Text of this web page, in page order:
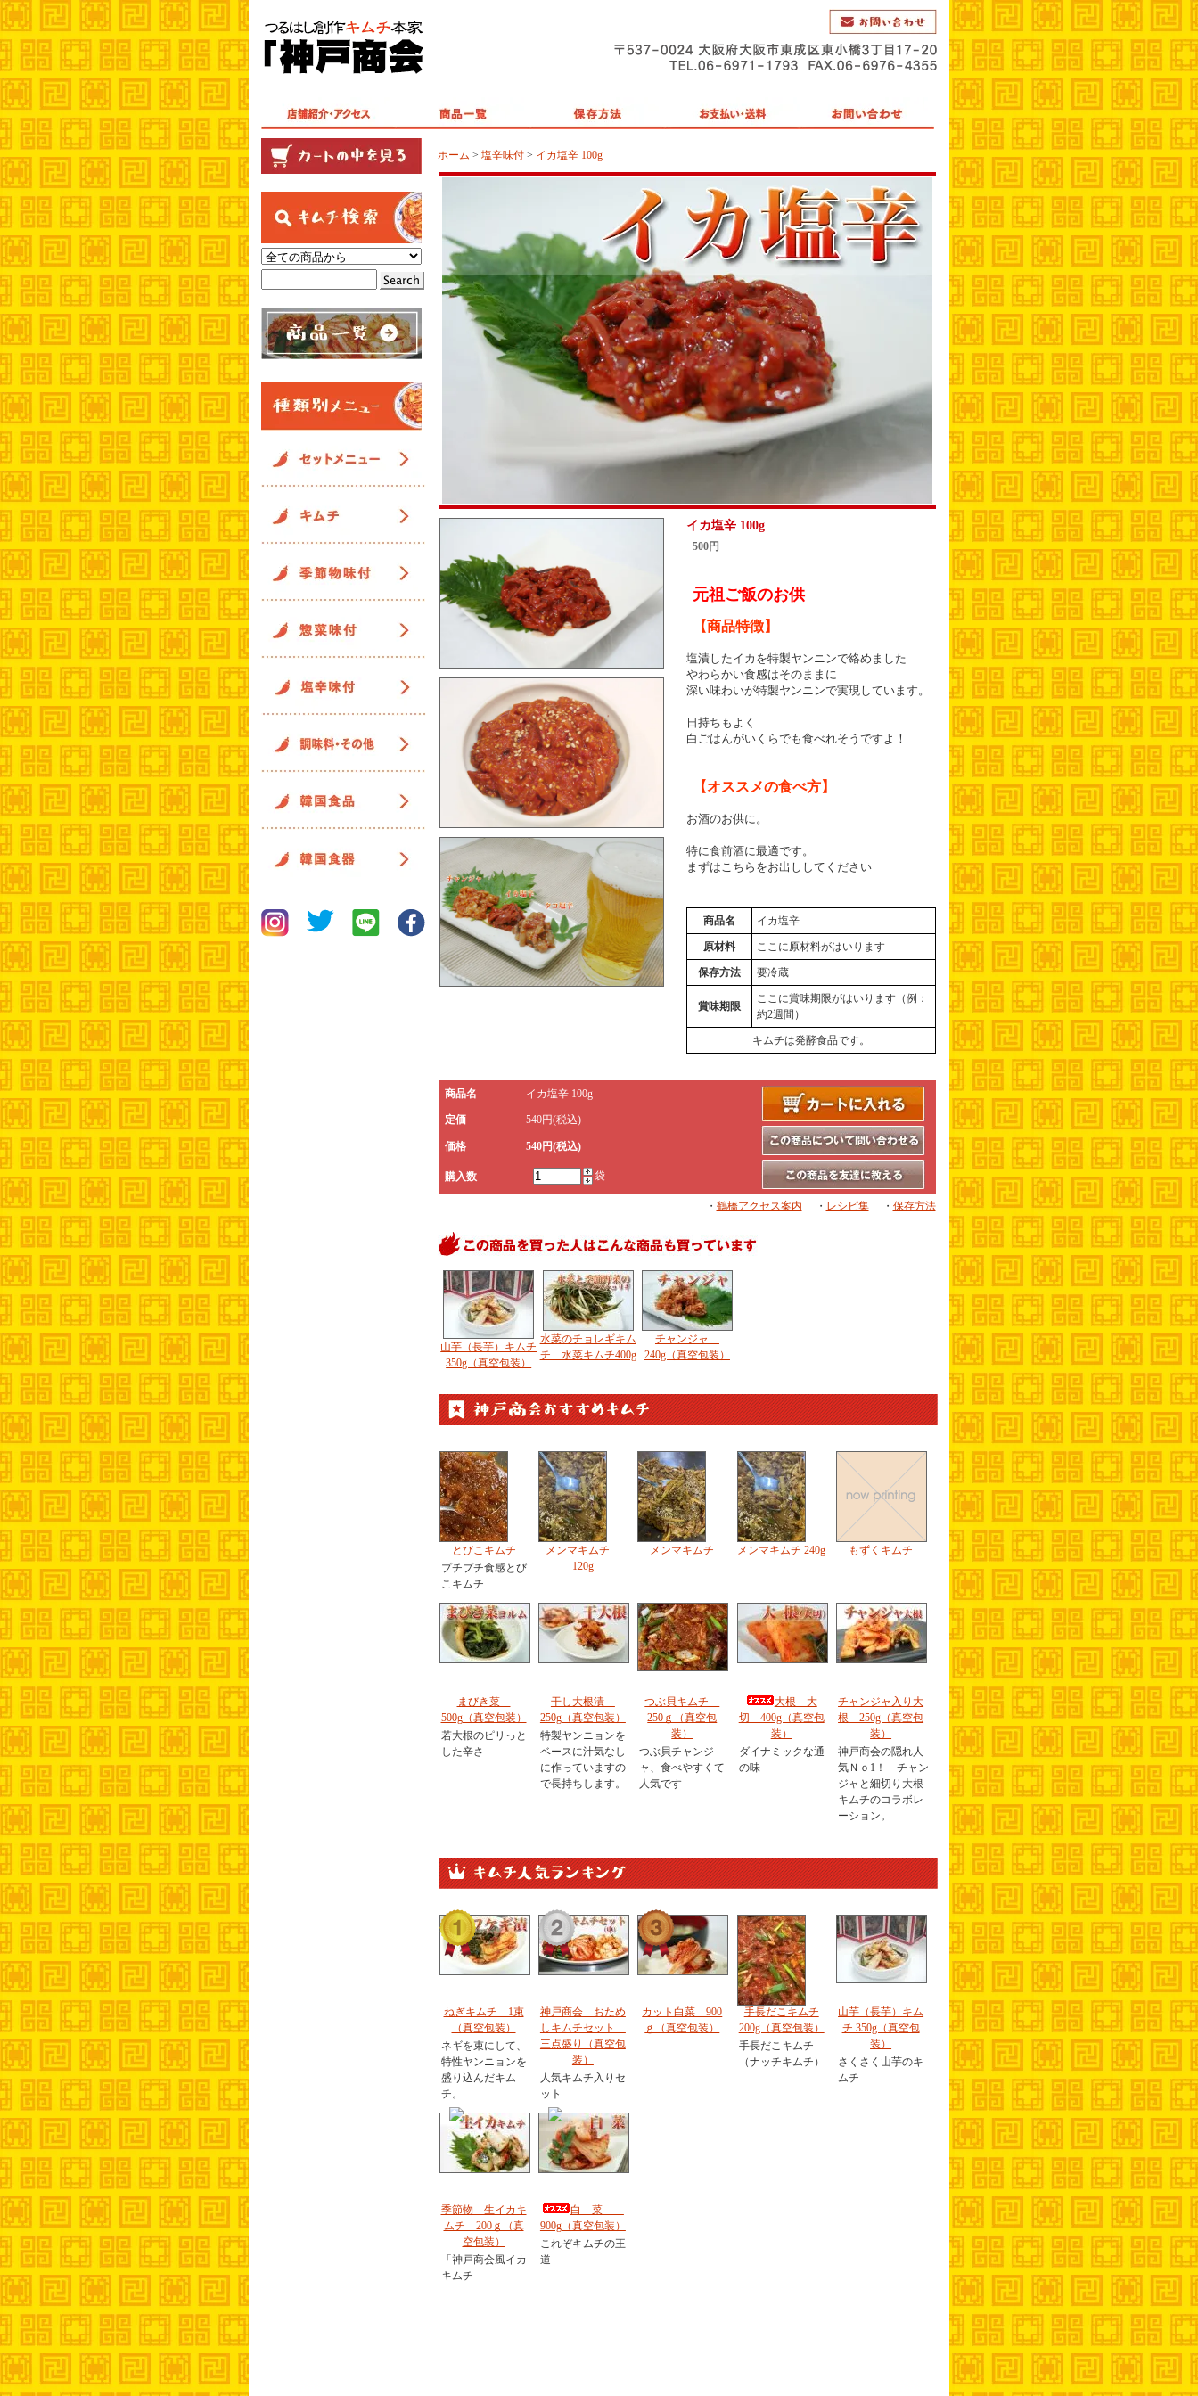
ホーム > 塩辛味付 > イカ塩辛 100g
イカ塩辛 100g
500円
元祖ご飯のお供
【商品特徴】
塩漬したイカを特製ヤンニンで絡めました
やわらかい食感はそのままに
深い味わいが特製ヤンニンで実現しています。
日持ちもよく
白ごはんがいくらでも食べれそうですよ！
【オススメの食べ方】
お酒のお供に。
特に食前酒に最適です。
まずはこちらをお出ししてください
商品名 イカ塩辛
原材料 ここに原材料がはいります
保存方法 要冷蔵
賞味期限
ここに賞味期限がはいります（例：
約2週間）
キムチは発酵食品です。
商品名 イカ塩辛 100g
定価 540円(税込)
価格 540円(税込)
購入数 袋
・ 鶴橋アクセス案内 ・ レシピ集・ 保存方法
山芋（長芋）キムチ
350g（真空包装）
水菜のチョレギキム
チ 水菜キムチ400g
チャンジャ
240g（真空包装）
とびこキムチ
プチプチ食感とび
こキムチ
メンマキムチ
120g
メンマキムチ メンマキムチ 240g もずくキムチ
まびき菜
500g（真空包装）
若大根のピリっと
した辛さ
干し大根漬
250g（真空包装）
特製ヤンニョンを
ベースに汁気なし
に作っていますの
で長持ちします。
つぶ貝キムチ
250ｇ（真空包
装）
つぶ貝チャンジ
ャ、食べやすくて
人気です
大根 大
切 400g（真空包
装）
ダイナミックな通
の味
チャンジャ入り大
根 250g（真空包
装）
神戸商会の隠れ人
気Ｎｏ1！ チャン
ジャと細切り大根
キムチのコラボレ
ーション。
ねぎキムチ 1束
（真空包装）
ネギを束にして、
特性ヤンニョンを
盛り込んだキム
チ。
神戸商会 おため
しキムチセット
三点盛り（真空包
装）
人気キムチ入りセ
ット
カット白菜 900
ｇ（真空包装）
手長だこキムチ
200g（真空包装）
手長だこキムチ
（ナッチキムチ）
山芋（長芋）キム
チ 350g（真空包
装）
さくさく山芋のキ
ムチ
季節物 生イカキ
ムチ 200ｇ（真
空包装）
「神戸商会風イカ
キムチ
白 菜
900g（真空包装）
これぞキムチの王
道